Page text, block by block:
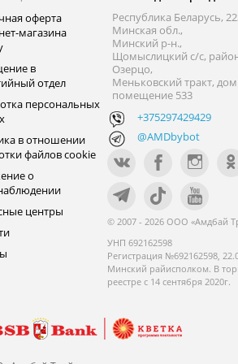
оферта
магазина
в
отдел
персональных
в отношении
файлов cookie
о
центры
Республика Беларусь,
Минская обл.,
Минский р-н.,
Щомыслицкий с/с,
Озерцо,
Меньковский тракт, дом
помещение 533
+375297429429
@AMDbybot
© 2007 - 2026 ООО «Амдбай
УНП 692162598
Регистрация №692162598,
Минский райисполком. В
реестре с 14 сентября 2020г.